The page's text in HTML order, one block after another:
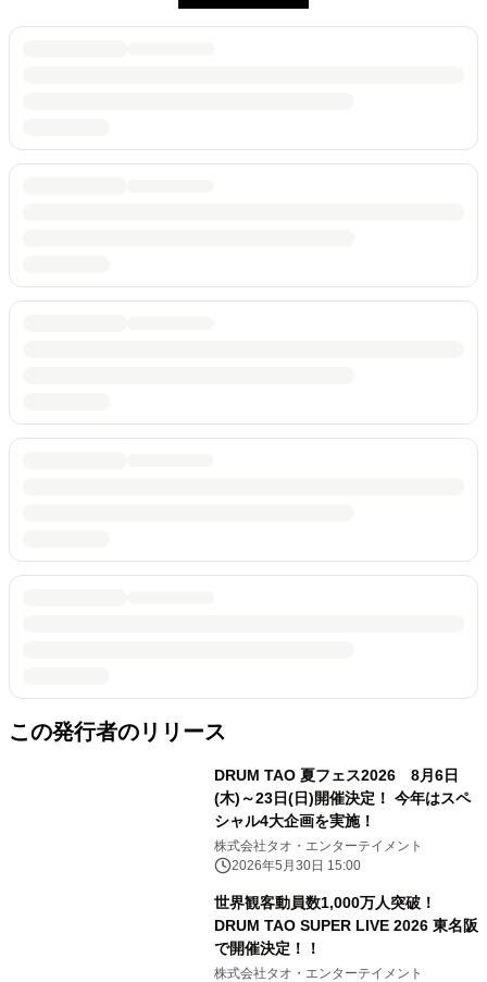
この発行者のリリース
DRUM TAO 夏フェス2026 8月6日
(木)～23日(日)開催決定！ 今年はスペ
シャル4大企画を実施！
株式会社タオ・エンターテイメント
2026年5月30日 15:00
世界観客動員数1,000万人突破！
DRUM TAO SUPER LIVE 2026 東名阪
で開催決定！！
株式会社タオ・エンターテイメント